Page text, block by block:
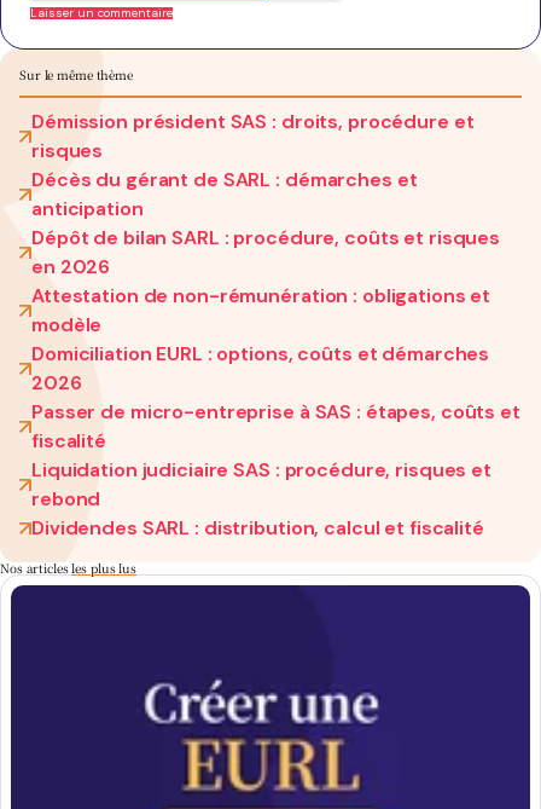
Sur le même thème
Démission président SAS : droits, procédure et
risques
Décès du gérant de SARL : démarches et
anticipation
Dépôt de bilan SARL : procédure, coûts et risques
en 2026
Attestation de non-rémunération : obligations et
modèle
Domiciliation EURL : options, coûts et démarches
2026
Passer de micro-entreprise à SAS : étapes, coûts et
fiscalité
Liquidation judiciaire SAS : procédure, risques et
rebond
Dividendes SARL : distribution, calcul et fiscalité
Nos articlesles plus lus